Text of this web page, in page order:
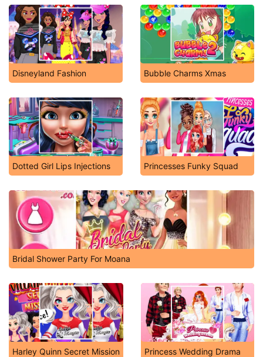
Disneyland Fashion Bubble Charms Xmas
Dotted Girl Lips Injections Princesses Funky Squad
Bridal Shower Party For Moana
Harley Quinn Secret Mission Princess Wedding Drama